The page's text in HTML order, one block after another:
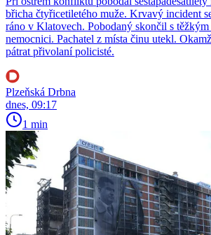
břicha čtyřicetiletého muže. Krvavý incident
ráno v Klatovech. Pobodaný skončil s
nemocnici. Pachatel z místa činu utekl.
pátrat přivolaní policisté.
Plzeňská Drbna
dnes, 09:17
1 min